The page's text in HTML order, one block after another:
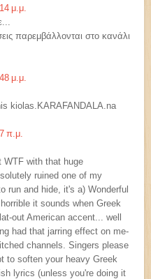
μ.μ.
παρεμβάλλονται στο κανάλι
μ.μ.
kiolas.KARAFANDALA.na
π.μ.
WTF with that huge
ruined one of my
run and hide, it's a) Wonderful
it sounds when Greek
out American accent... well
had that jarring effect on me-
channels. Singers please
to soften your heavy Greek
lyrics (unless you're doing it